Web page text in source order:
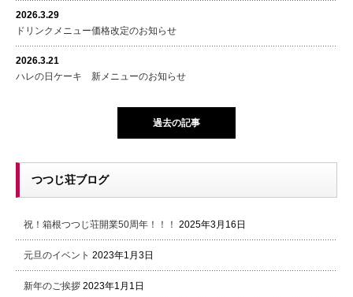
2026.3.29
ドリンクメニュー価格改定のお知らせ
2026.3.21
ハレの日ケーキ 新メニューのお知らせ
過去の記事
つつじ荘ブログ
祝！箱根つつじ荘開業50周年！！！ 2025年3月16日
元旦のイベント 2023年1月3日
新年のご挨拶 2023年1月1日